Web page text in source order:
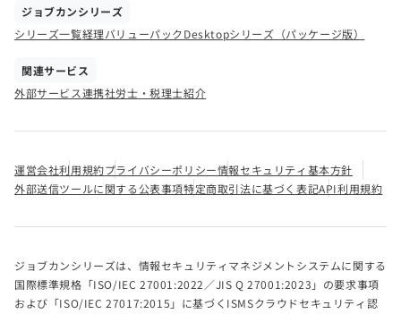
ジョブカンシリーズ
シリーズ一覧経理バリューパックDesktopシリーズ（パッケージ版）
関連サービス
外部サービス連携社労士・税理士紹介
運営会社利用規約プライバシーポリシー情報セキュリティ基本方針
外部送信ツールに関する公表事項特定商取引法に基づく表記API利用規約
ジョブカンシリーズは、情報セキュリティマネジメントシステムに関する
国際標準規格「ISO/IEC 27001:2022／JIS Q 27001:2023」の要求事項
および「ISO/IEC 27017:2015」に基づくISMSクラウドセキュリティ認